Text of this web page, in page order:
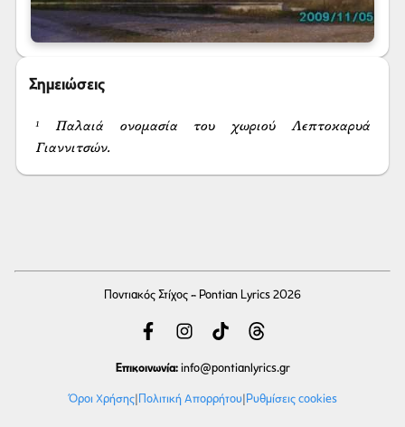
Σημειώσεις
¹ Παλαιά ονομασία του χωριού Λεπτοκαρυά
Γιαννιτσών.
Ποντιακός Στίχος - Pontian Lyrics 2026
Επικοινωνία: info@pontianlyrics.gr
Όροι Χρήσης| Πολιτική Απορρήτου| Ρυθμίσεις cookies